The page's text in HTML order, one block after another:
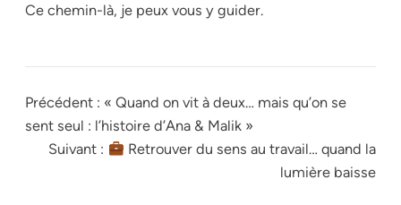
Ce chemin-là, je peux vous y guider.
Précédent : « Quand on vit à deux… mais qu’on se
sent seul : l’histoire d’Ana & Malik »
Suivant :
Retrouver du sens au travail… quand la
lumière baisse